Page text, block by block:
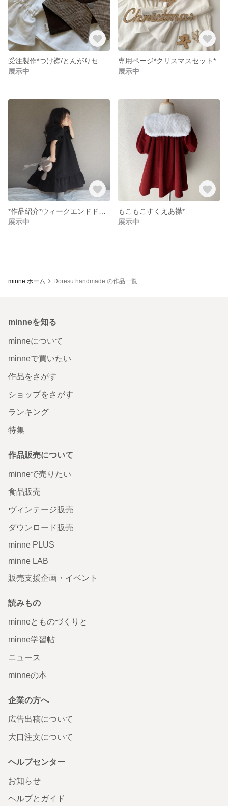
展示中
専用ページ*クリスマスセット*
展示中
展示中
もこもこすくえあ襟*
展示中
minne ホーム Doresu handmade の作品一覧
minneを知る
minneについて
minneで買いたい
作品をさがす
ショップをさがす
ランキング
特集
作品販売について
minneで売りたい
食品販売
ヴィンテージ販売
ダウンロード販売
minne PLUS
minne LAB
販売支援企画・イベント
読みもの
minneとものづくりと
minne学習帖
ニュース
minneの本
企業の方へ
広告出稿について
大口注文について
ヘルプセンター
お知らせ
ヘルプとガイド